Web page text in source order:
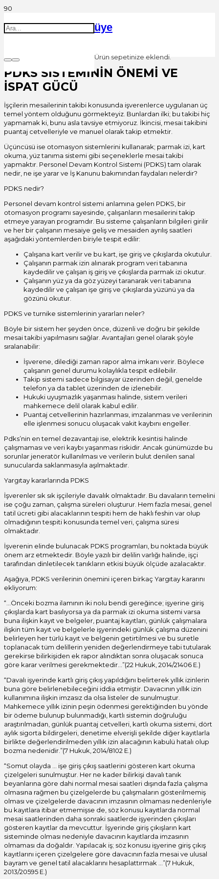
üye
Ürün sepetinize eklendi.
PDKS SİSTEMİNİN ÖNEMİ VE
İSPAT GÜCÜ
İşçilerin mesailerinin takibi konusunda işverenlerce uygulanan üç
temel yöntem olduğunu görmekteyiz. Bunlardan ilki; bu takibi hiç
yapmamak ki, bunu asla tavsiye etmiyoruz. İkincisi, mesai takibini
puantaj cetvelleriyle ve manuel olarak takip etmektir.
Üçüncüsü ise otomasyon sistemlerini kullanarak; parmak izi, kart
okuma, yüz tanıma sistemi gibi seçeneklerle mesai takibi
yapmaktır. Personel Devam Kontrol Sistemi (PDKS) tam olarak
nedir, ne işe yarar ve İş Kanunu bakımından faydaları nelerdir?
PDKS nedir?
Personel devam kontrol sistemi anlamına gelen PDKS, bir
otomasyon programı sayesinde, çalışanların mesailerini takip
etmeye yarayan programdır. Bu sisteme çalışanların bilgileri girilir
ve her bir çalışanın mesaiye geliş ve mesaiden ayrılış saatleri
aşağıdaki yöntemlerden biriyle tespit edilir:
Çalışana kart verilir ve bu kart, işe giriş ve çıkışlarda okutulur.
Çalışanın parmak izin alınarak program veri tabanına
kaydedilir ve çalışan iş giriş ve çıkışlarda parmak izi okutur.
Çalışanın yüz ya da göz yüzeyi taranarak veri tabanına
kaydedilir ve çalışan işe giriş ve çıkışlarda yüzünü ya da
gözünü okutur.
PDKS ve turnike sistemlerinin yararları neler?
Böyle bir sistem her şeyden önce, düzenli ve doğru bir şekilde
mesai takibi yapılmasını sağlar. Avantajları genel olarak şöyle
sıralanabilir:
İşverene, dilediği zaman rapor alma imkanı verir. Böylece
çalışanın genel durumu kolaylıkla tespit edilebilir.
Takip sistemi sadece bilgisayar üzerinden değil, genelde
telefon ya da tablet üzerinden de izlenebilir.
Hukuki uyuşmazlık yaşanması halinde, sistem verileri
mahkemece delil olarak kabul edilir.
Puantaj cetvellerinin hazırlanması, imzalanması ve verilerinin
elle işlenmesi sonucu oluşacak vakit kaybını engeller.
Pdks’nin en temel dezavantajı ise, elektrik kesintisi halinde
çalışmaması ve veri kaybı yaşanması riskidir. Ancak günümüzde bu
sorunlar jeneratör kullanılması ve verilerin bulut denilen sanal
sunucularda saklanmasıyla aşılmaktadır.
Yargıtay kararlarında PDKS
İşverenler sık sık işçileriyle davalık olmaktadır. Bu davaların temelini
ise çoğu zaman, çalışma süreleri oluşturur. Hem fazla mesai, genel
tatil ücreti gibi alacaklarının tespiti hem de haklı feshin var olup
olmadığının tespiti konusunda temel veri, çalışma süresi
olmaktadır.
İşverenin elinde bulunacak PDKS programları, bu noktada büyük
önem arz etmektedir. Böyle yazılı bir delilin varlığı halinde, işçi
tarafından dinletilecek tanıkların etkisi büyük ölçüde azalacaktır.
Aşağıya, PDKS verilerinin önemini içeren birkaç Yargıtay kararını
ekliyorum:
“…Önceki bozma ilamının iki nolu bendi gereğince; işyerine giriş
çıkışlarda kart basılıyorsa ya da parmak izi okuma sistemi varsa
buna ilişkin kayıt ve belgeler, puantaj kayıtları, günlük çalışmalara
ilişkin tüm kayıt ve belgelerle işyerindeki günlük çalışma düzenini
belirleyen her türlü kayıt ve belgenin getirtilmesi ve bu suretle
toplanacak tüm delillerin yeniden değerlendirmeye tabi tutularak
gerekirse bilirkişiden ek rapor alındıktan sonra oluşacak sonuca
göre karar verilmesi gerekmektedir…”(22 Hukuk, 2014/21406 E.)
“Davalı işyerinde kartlı giriş çıkış yapıldığını belirterek yıllık izinlerin
buna göre belirlenebileceğini iddia etmiştir. Davacının yıllık izin
kullanımına ilişkin imzasız da olsa listeler de sunulmuştur.
Mahkemece yıllık izinin peşin ödenmesi gerektiğinden bu yönde
bir ödeme bulunup bulunmadığı, kartlı sistemin doğruluğu
araştırılmadan, günlük puantaj cetvelleri, kartlı okuma sistemi, dört
aylık sigorta bildirgeleri, denetime elverişli şekilde diğer kayıtlarla
birlikte değerlendirilmeden yıllık izin alacağının kabulü hatalı olup
bozma nedenidir.”(7 Hukuk, 2014/8102 E.)
“Somut olayda … işe giriş çıkış saatlerini gösteren kart okuma
çizelgeleri sunulmuştur. Her ne kader bilirkişi davalı tanık
beyanlarına göre dahi normal mesai saatleri dışında fazla çalışma
olmasına rağmen bu çizelgelerde bu çalışmaların gösterilmemiş
olması ve çizelgelerde davacının imzasının olmaması nedenleriyle
bu kayıtlara itibar etmemişse de, söz konusu kayıtlarda normal
mesai saatlerinden daha sonraki saatlerde işyerinden çıkışları
gösteren kayıtlar da mevcuttur. İşyerinde giriş çıkışların kart
sisteminde olması nedeniyle davacının kayıtlarda imzasının
olmaması da doğaldır. Yapılacak iş; söz konusu işyerine giriş çıkış
kayıtlarını içeren çizelgelere göre davacının fazla mesai ve ulusal
bayram ve genel tatil alacaklarını hesaplattırmak …”(7 Hukuk,
2013/20595 E.)